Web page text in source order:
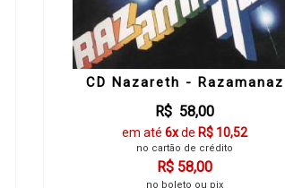
CD Nazareth - Razamanaz
R$ 58,00
em até6xde R$ 10,52
no cartão de crédito
R$ 58,00
no boleto ou pix